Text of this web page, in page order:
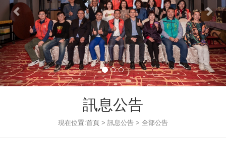
訊息公告
現在位置:首頁 > 訊息公告 > 全部公告